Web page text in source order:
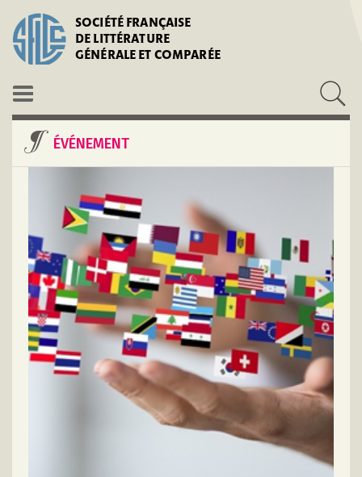
SOCIÉTÉ FRANÇAISE
DE LITTÉRATURE
GÉNÉRALE ET COMPARÉE
ÉVÉNEMENT